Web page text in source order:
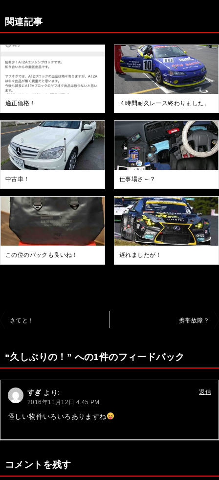
関連記事
適正価格！ ４時間耐久レース終わりました。
中古車！ 仕事場さ～？
この位のバックも良いね！ 遅れましたが！
ビ
ゲ
ー
シ
さてと！ 携帯故障？
“久しぶりの！” への1件のフィードバック
すぎ より:
2016年11月12日 4:45 PM
怪しい物件いろいろありますね
返信
コメントを残す